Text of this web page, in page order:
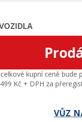
kupní ceně bude
Kč + DPH za
VŮZ